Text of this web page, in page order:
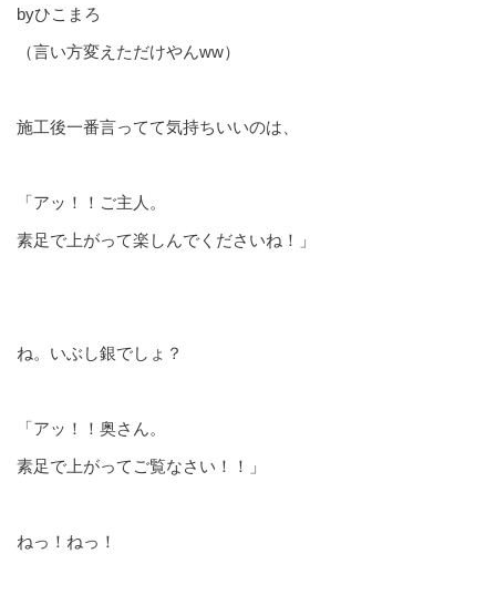
byひこまろ
（言い方変えただけやんww）
施工後一番言ってて気持ちいいのは、
「アッ！！ご主人。
素足で上がって楽しんでくださいね！」
ね。いぶし銀でしょ？
「アッ！！奥さん。
素足で上がってご覧なさい！！」
ねっ！ねっ！